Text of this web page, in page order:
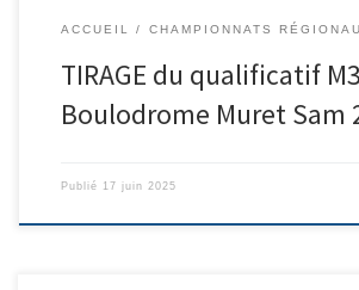
ACCUEIL CHAMPIONNATS
TIRAGE du qualificatif
Boulodrome Muret Sam
Publié 17 juin 2025